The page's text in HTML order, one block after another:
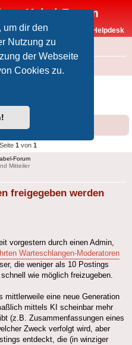
um dir den
Nutzung zu
der Webseite
Cookies zu.
Kabel-Forum
Vodafone-Kabel-Helpdesk
Forum und Helpdesk
freigegeben
1 von 1
Forum
Mitteiler
freigegeben werden
vorgestern durch einen Admin,
Warteschlangen-Moderatoren
die weniger als 10 Postings
wie möglich freizugeben.
mittlerweile eine neue Generation
mittels KI scheinbar mehr
(z.B. Zusammenfassungen eines
Zweck verfolgt wird, aber
entdeckt, die (in winziger